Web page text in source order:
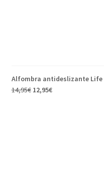
Alfombra antideslizante Life
14,95€ 12,95€